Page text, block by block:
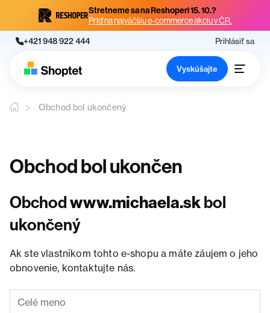
Stretneme sa na Reshoperi 15. 10.?
Príď na najväčšiu e-commerce akciu v ČR.
+421 948 922 444 Prihlásiť sa
Vyskúšajte
Obchod bol ukončený
Obchod bol ukončen
Obchodwww.michaela.skbol
ukončený
Ak ste vlastníkom tohto e-shopu a máte záujem o jeho
obnovenie, kontaktujte nás.